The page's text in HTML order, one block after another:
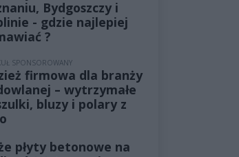
Bydgoszczy i
- gdzie najlepiej
?
SPONSOROWANY
firmowa dla branży
– wytrzymałe
bluzy i polary z
płyty betonowe na